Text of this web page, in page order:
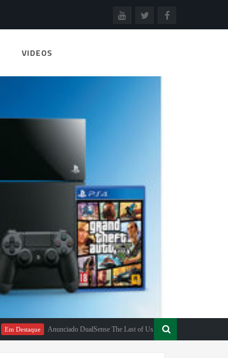
VIDEOS
Anunciado DualSense The Last of Us Limited Edition